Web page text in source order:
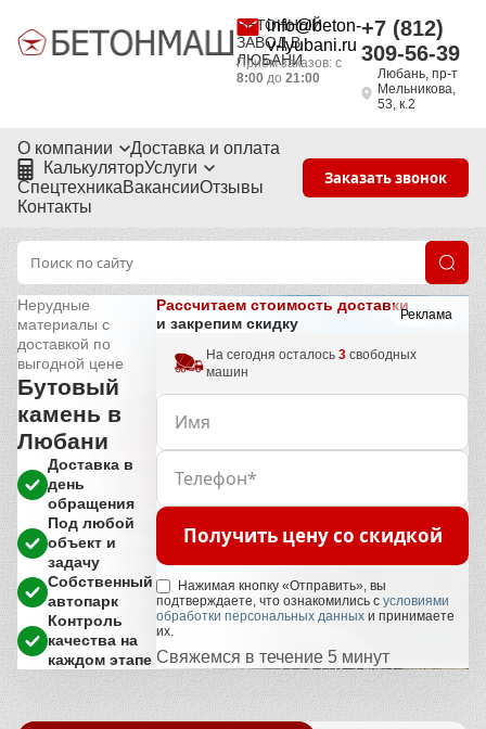
БЕТОННЫЙ
ЗАВОД В
ЛЮБАНИ
info@beton-
v-lyubani.ru
Приём заказов: с
8:00до 21:00
+7 (812)
309-56-39
Любань, пр-т
Мельникова,
53, к.2
О компании
Доставка и оплата
КалькуляторУслуги
СпецтехникаВакансииОтзывы
Контакты
Заказать звонок
Реклама
Нерудные
материалы с
доставкой по
выгодной цене
Бутовый
камень в
Любани
Доставка в
день
обращения
Под любой
объект и
задачу
Собственный
автопарк
Контроль
качества на
каждом этапе
Рассчитаем стоимость доставки
и закрепим скидку
На сегодня осталось3 свободных
машин
Получить цену со скидкой
Нажимая кнопку «Отправить», вы
подтверждаете, что ознакомились сусловиями
обработки персональных данных и принимаете
их.
Свяжемся в течение 5 минут